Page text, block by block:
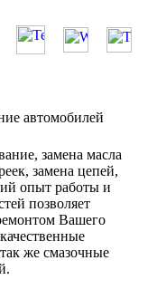
автомобилей
замена масла
замена цепей,
опыт работы и
позволяет
Вашего
же смазочные